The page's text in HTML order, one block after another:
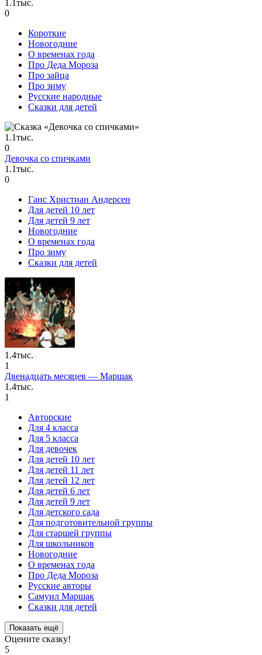
1.1тыс.
0
Короткие
Новогодние
О временах года
Про Деда Мороза
Про зайца
Про зиму
Русские народные
Сказки для детей
1.1тыс.
0
Девочка со спичками
1.1тыс.
0
Ганс Христиан Андерсен
Для детей 10 лет
Для детей 9 лет
Новогодние
О временах года
Про зиму
Сказки для детей
1.4тыс.
1
Двенадцать месяцев — Маршак
1.4тыс.
1
Авторские
Для 4 класса
Для 5 класса
Для девочек
Для детей 10 лет
Для детей 11 лет
Для детей 12 лет
Для детей 6 лет
Для детей 9 лет
Для детского сада
Для подготовительной группы
Для старшей группы
Для школьников
Новогодние
О временах года
Про Деда Мороза
Русские авторы
Самуил Маршак
Сказки для детей
Показать ещё
Оцените сказку!
5